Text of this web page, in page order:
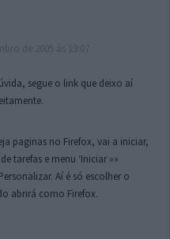
segue o link que deixo aí
paginas no Firefox, vai a iniciar,
tarefas e menu ‘Iniciar »»
Aí é só escolher o
abrirá como Firefox.